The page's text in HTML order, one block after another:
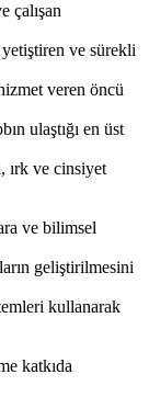
çalışan
ve sürekli
veren öncü
ulaştığı en üst
ırk ve cinsiyet
ve bilimsel
geliştirilmesini
kullanarak
katkıda